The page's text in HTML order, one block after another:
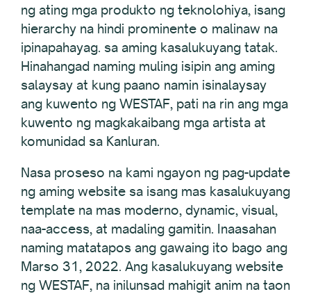
ng ating mga produkto ng teknolohiya, isang
hierarchy na hindi prominente o malinaw na
ipinapahayag. sa aming kasalukuyang tatak.
Hinahangad naming muling isipin ang aming
salaysay at kung paano namin isinalaysay
ang kuwento ng WESTAF, pati na rin ang mga
kuwento ng magkakaibang mga artista at
komunidad sa Kanluran.
Nasa proseso na kami ngayon ng pag-update
ng aming website sa isang mas kasalukuyang
template na mas moderno, dynamic, visual,
naa-access, at madaling gamitin. Inaasahan
naming matatapos ang gawaing ito bago ang
Marso 31, 2022. Ang kasalukuyang website
ng WESTAF, na inilunsad mahigit anim na taon